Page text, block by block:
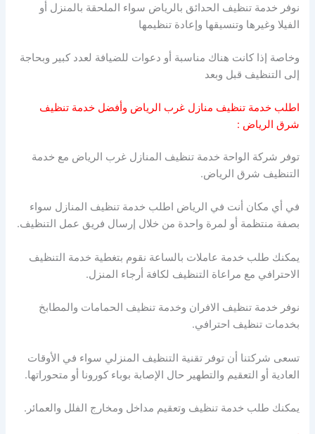
نوفر خدمة تنظيف الحدائق بالرياض سواء الملحقة بالمنزل أو
الفيلا وغيرها وتنسيقها وإعادة تنظيمها
وخاصة إذا كانت هناك مناسبة أو دعوات للضيافة لعدد كبير وبحاجة
إلى التنظيف قبل وبعد
اطلب خدمة تنظيف منازل غرب الرياض وأفضل خدمة تنظيف
شرق الرياض :
توفر شركة الواحة خدمة تنظيف المنازل غرب الرياض مع خدمة
التنظيف شرق الرياض.
في أي مكان أنت في الرياض اطلب خدمة تنظيف المنازل سواء
بصفة منتظمة أو لمرة واحدة من خلال إرسال فريق عمل التنظيف.
يمكنك طلب خدمة عاملات بالساعة نقوم بتغطية خدمة التنظيف
الاحترافي مع مراعاة التنظيف لكافة أرجاء المنزل.
نوفر خدمة تنظيف الافران وخدمة تنظيف الحمامات والمطابخ
بخدمات تنظيف احترافي.
تسعى شركتنا أن توفر تقنية التنظيف المنزلي سواء في الأوقات
العادية أو التعقيم والتطهير حال الإصابة بوباء كورونا أو متحوراتها.
يمكنك طلب خدمة تنظيف وتعقيم مداخل ومخارج الفلل والعمائر.